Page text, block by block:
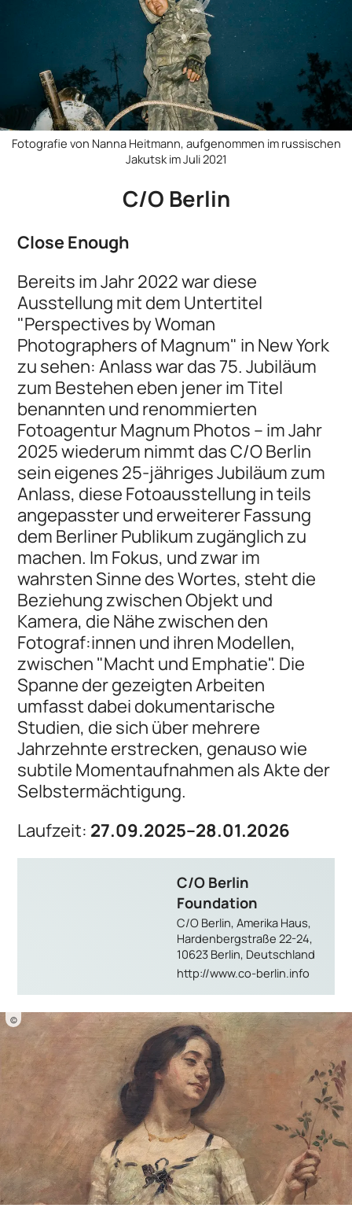
Fotografie von Nanna Heitmann, aufgenommen im russischen
Jakutsk im Juli 2021
C/O Berlin
Close Enough
Bereits im Jahr 2022 war diese
Ausstellung mit dem Untertitel
"Perspectives by Woman
Photographers of Magnum" in New York
zu sehen: Anlass war das 75. Jubiläum
zum Bestehen eben jener im Titel
benannten und renommierten
Fotoagentur Magnum Photos – im Jahr
2025 wiederum nimmt das C/O Berlin
sein eigenes 25-jähriges Jubiläum zum
Anlass, diese Fotoausstellung in teils
angepasster und erweiterer Fassung
dem Berliner Publikum zugänglich zu
machen. Im Fokus, und zwar im
wahrsten Sinne des Wortes, steht die
Beziehung zwischen Objekt und
Kamera, die Nähe zwischen den
Fotograf:innen und ihren Modellen,
zwischen "Macht und Emphatie". Die
Spanne der gezeigten Arbeiten
umfasst dabei dokumentarische
Studien, die sich über mehrere
Jahrzehnte erstrecken, genauso wie
subtile Momentaufnahmen als Akte der
Selbstermächtigung.
Laufzeit: 27.09.2025–28.01.2026
C/O Berlin
Foundation
C/O Berlin, Amerika Haus,
Hardenbergstraße 22-24,
10623 Berlin, Deutschland
http://www.co-berlin.info
©